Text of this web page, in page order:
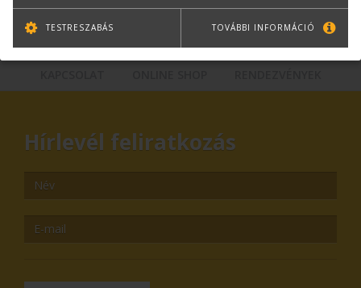
Hírlevél feliratkozás
TESTRESZABÁS TOVÁBBI INFORMÁCIÓ